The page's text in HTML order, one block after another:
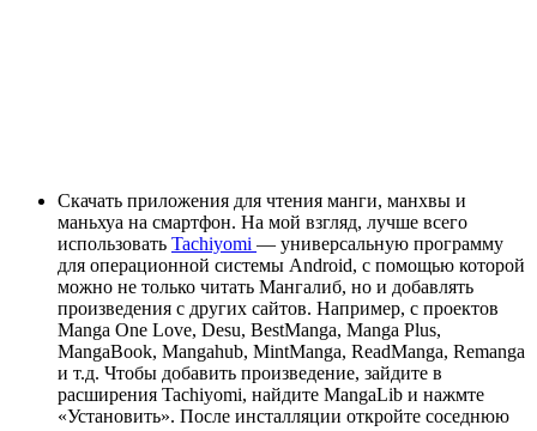
Скачать приложения для чтения манги, манхвы и
маньхуа на смартфон. На мой взгляд, лучше всего
использовать Tachiyomi — универсальную программу
для операционной системы Android, с помощью которой
можно не только читать Мангалиб, но и добавлять
произведения с других сайтов. Например, с проектов
Manga One Love, Desu, BestManga, Manga Plus,
MangaBook, Mangahub, MintManga, ReadManga, Remanga
и т.д. Чтобы добавить произведение, зайдите в
расширения Tachiyomi, найдите MangaLib и нажмте
«Установить». После инсталляции откройте соседнюю